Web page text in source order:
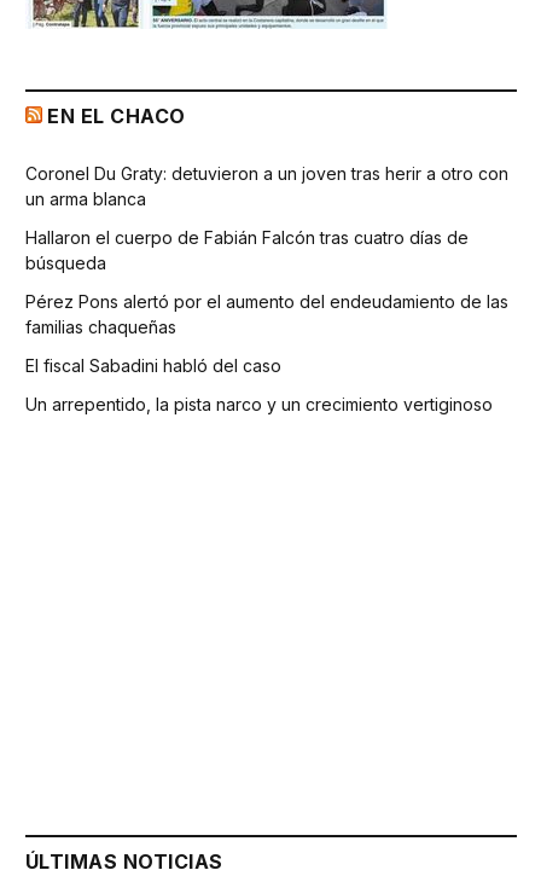
EN EL CHACO
Coronel Du Graty: detuvieron a un joven tras herir a otro con
un arma blanca
Hallaron el cuerpo de Fabián Falcón tras cuatro días de
búsqueda
Pérez Pons alertó por el aumento del endeudamiento de las
familias chaqueñas
El fiscal Sabadini habló del caso
Un arrepentido, la pista narco y un crecimiento vertiginoso
ÚLTIMAS NOTICIAS